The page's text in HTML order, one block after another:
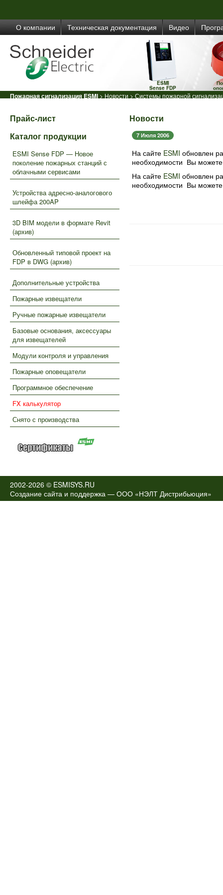
О компании Техническая документация Видео
ESMI
Sense FDP
Пожарная сигнализация ESMI > Новости > Системы пожарной
Прайс-лист
Каталог продукции
ESMI Sense FDP — Новое
поколение пожарных станций с
облачными сервисами
Устройства адресно-аналогового
шлейфа 200AP
3D BIM модели в формате Revit
(архив)
Обновленный типовой проект на
FDP в DWG (архив)
Дополнительные устройства
Пожарные извещатели
Ручные пожарные извещатели
Базовые основания, аксессуары
для извещателей
Модули контроля и управления
Пожарные оповещатели
Программное обеспечение
FX калькулятор
Снято с производства
Новости
7 Июля 2006
На сайте ESMI обновлен
необходимости Вы
На сайте ESMI обновлен
необходимости Вы
2002-2026 © ESMISYS.RU
Создание сайта и поддержка — ООО «НЭЛТ Дистрибьюция»